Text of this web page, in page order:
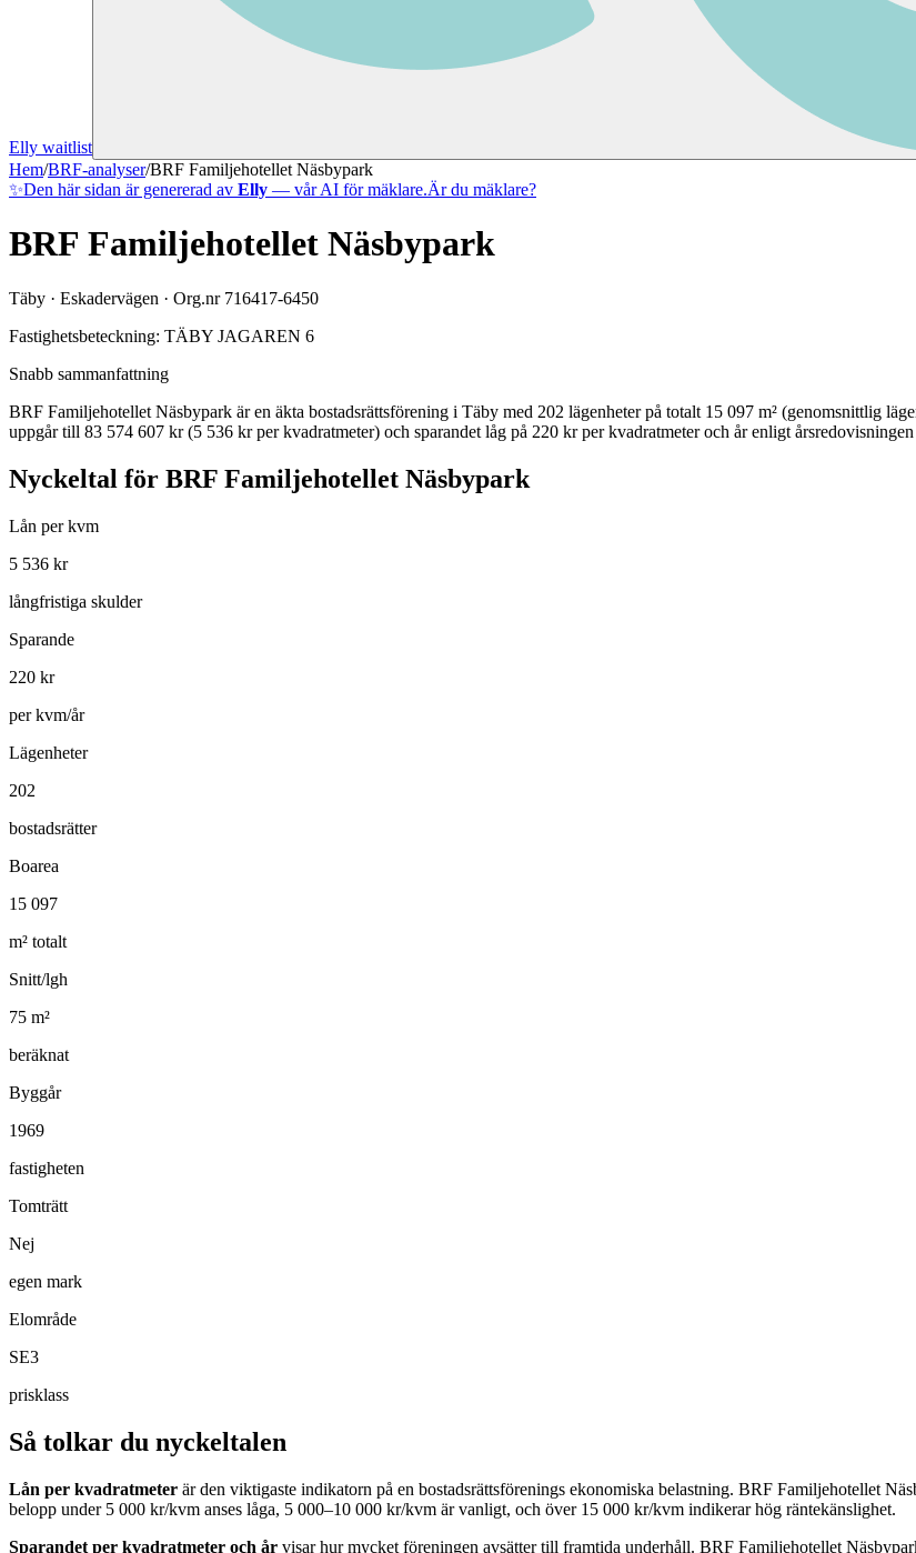
Elly waitlist
Hem/BRF-analyser/BRF Familjehotellet Näsbypark
✨Den här sidan är genererad av Elly — vår AI för mäklare.Är du mäklare?
BRF Familjehotellet Näsbypark
Täby · Eskadervägen · Org.nr 716417-6450
Fastighetsbeteckning: TÄBY JAGAREN 6
Snabb sammanfattning
BRF Familjehotellet Näsbypark är en äkta bostadsrättsförening i Täby med 202 lägenheter på totalt 15 097 m² (genomsnittlig
uppgår till 83 574 607 kr (5 536 kr per kvadratmeter) och sparandet låg på 220 kr per kvadratmeter och år enligt
Nyckeltal för BRF Familjehotellet Näsbypark
Lån per kvm
5 536 kr
långfristiga skulder
Sparande
220 kr
per kvm/år
Lägenheter
202
bostadsrätter
Boarea
15 097
m² totalt
Snitt/lgh
75 m²
beräknat
Byggår
1969
fastigheten
Tomträtt
Nej
egen mark
Elområde
SE3
prisklass
Så tolkar du nyckeltalen
Lån per kvadratmeter är den viktigaste indikatorn på en bostadsrättsförenings ekonomiska belastning. BRF Familjehotellet
belopp under 5 000 kr/kvm anses låga, 5 000–10 000 kr/kvm är vanligt, och över 15 000 kr/kvm indikerar hög räntekänslighet.
Sparandet per kvadratmeter och år visar hur mycket föreningen avsätter till framtida underhåll. BRF Familjehotellet